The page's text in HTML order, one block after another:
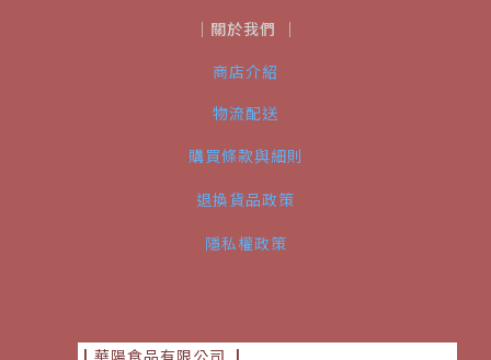
｜關於我們 ｜
商店介紹
物流配送
購買條款與細則
退換貨品政策
隱私權政策